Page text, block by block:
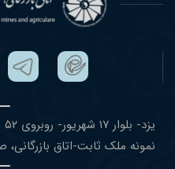
نمونه ملک ثابت-اتاق